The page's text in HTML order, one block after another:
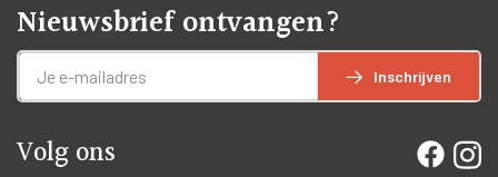
Nieuwsbrief ontvangen?
Inschrijven
Volg ons